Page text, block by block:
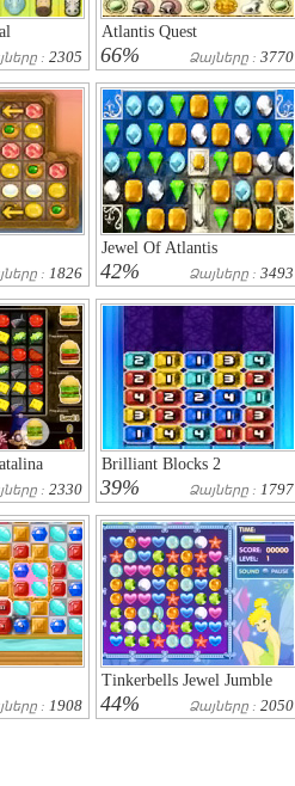
: 2305
Atlantis Quest
66% Ձայները : 3770
: 1826
Jewel Of Atlantis
42% Ձայները : 3493
: 2330
Brilliant Blocks 2
39% Ձայները : 1797
: 1908
Tinkerbells Jewel Jumble
44% Ձայները : 2050